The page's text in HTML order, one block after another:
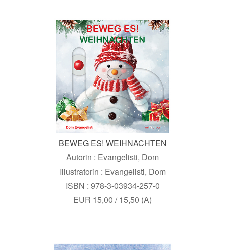
BEWEG ES! WEIHNACHTEN
Autorin : Evangelisti, Dom
Illustratorin : Evangelisti, Dom
ISBN : 978-3-03934-257-0
EUR 15,00 / 15,50 (A)